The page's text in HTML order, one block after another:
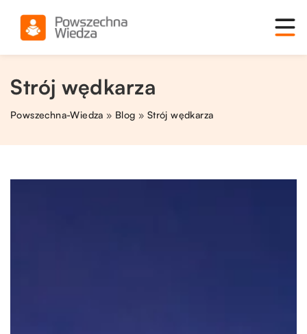
Strój wędkarza
Powszechna-Wiedza » Blog » Strój wędkarza